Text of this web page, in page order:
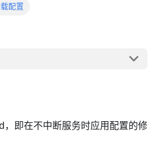
配置
，即在不中断服务时应用配置的修